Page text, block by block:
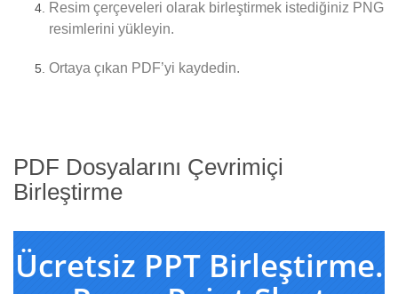
Resim çerçeveleri olarak birleştirmek istediğiniz PNG
resimlerini yükleyin.
Ortaya çıkan PDF’yi kaydedin.
PDF Dosyalarını Çevrimiçi
Birleştirme